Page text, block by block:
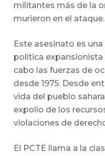
militantes más de la
murieron en el ataque.
Este asesinato es
política expansionista
cabo las fuerzas de
desde 1975. Desde
vida del pueblo
expolio de los
violaciones de
El PCTE llama a la